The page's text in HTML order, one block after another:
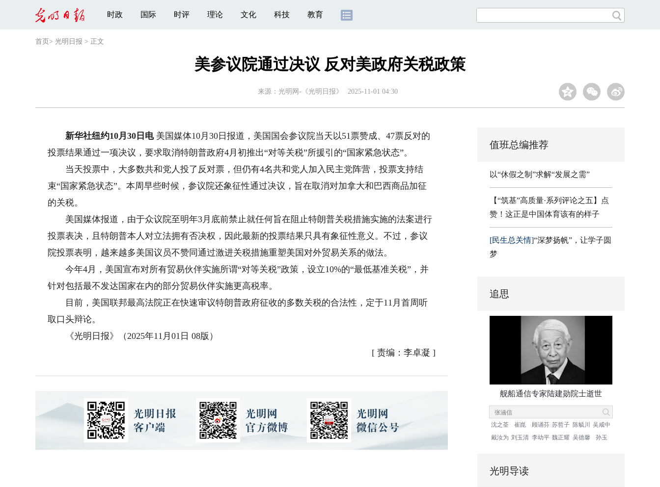
时政 国际 时评 理论 文化 科技 教育
首页 > 光明日报 > 正文
美参议院通过决议 反对美政府关税政策
来源： 光明网-《光明日报》 2025-11-01 04:30
新华社纽约10月30日电美国媒体10月30日报道，美国国会参议院当天以51票赞成、47票反对的
投票结果通过一项决议，要求取消特朗普政府4月初推出“对等关税”所援引的“国家紧急状态”。
当天投票中，大多数共和党人投了反对票，但仍有4名共和党人加入民主党阵营，投票支持结
束“国家紧急状态”。本周早些时候，参议院还象征性通过决议，旨在取消对加拿大和巴西商品加征
的关税。
美国媒体报道，由于众议院至明年3月底前禁止就任何旨在阻止特朗普关税措施实施的法案进行
投票表决，且特朗普本人对立法拥有否决权，因此最新的投票结果只具有象征性意义。不过，参议
院投票表明，越来越多美国议员不赞同通过激进关税措施重塑美国对外贸易关系的做法。
今年4月，美国宣布对所有贸易伙伴实施所谓“对等关税”政策，设立10%的“最低基准关税”，并
针对包括最不发达国家在内的部分贸易伙伴实施更高税率。
目前，美国联邦最高法院正在快速审议特朗普政府征收的多数关税的合法性，定于11月首周听
取口头辩论。
《光明日报》（2025年11月01日 08版）
[ 责编：李卓凝 ]
值班总编推荐
以“休假之制”求解“发展之需”
【“筑基”高质量·系列评论之五】点
赞！这正是中国体育该有的样子
[民生总关情]“深梦扬帆”，让学子圆
梦
追思
舰船通信专家陆建勋院士逝世
沈之荃 崔崑 顾诵芬 苏哲子 陈毓川
吴咸中
戴汝为 刘玉清 李幼平 魏正耀 吴德馨 孙玉
光明导读